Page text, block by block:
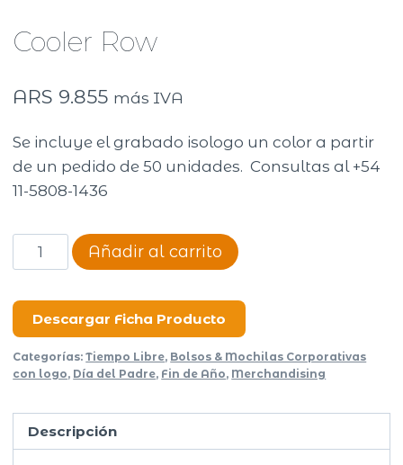
Cooler Row
ARS 9.855 más IVA
Se incluye el grabado isologo un color a partir
de un pedido de 50 unidades. Consultas al +54
11-5808-1436
Cooler
Row
Añadir al carrito
Descargar Ficha Producto
Categorías:Tiempo Libre, Bolsos & Mochilas Corporativas
con logo, Día del Padre, Fin de Año, Merchandising
Descripción